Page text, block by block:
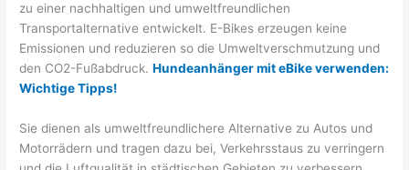
zu einer nachhaltigen und umweltfreundlichen
Transportalternative entwickelt. E-Bikes erzeugen keine
Emissionen und reduzieren so die Umweltverschmutzung und
den CO2-Fußabdruck.Hundeanhänger mit eBike verwenden:
Wichtige Tipps!
Sie dienen als umweltfreundlichere Alternative zu Autos und
Motorrädern und tragen dazu bei, Verkehrsstaus zu verringern